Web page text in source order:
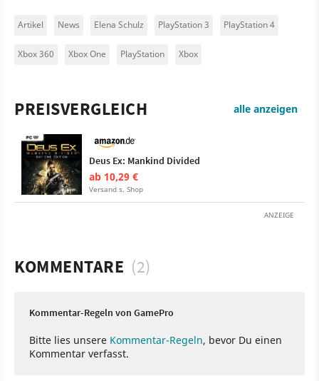
Artikel News Elena Schulz PlayStation 3 PlayStation 4
Xbox 360 Xbox One PlayStation Xbox
PREISVERGLEICH alle anzeigen
Deus Ex: Mankind Divided
ab 10,29 €
Versand s. Shop
ANZEIGE
KOMMENTARE (2)
Kommentar-Regeln von GamePro
Bitte lies unsere Kommentar-Regeln, bevor Du einen
Kommentar verfasst.